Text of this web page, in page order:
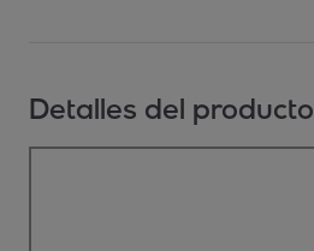
Detalles del producto